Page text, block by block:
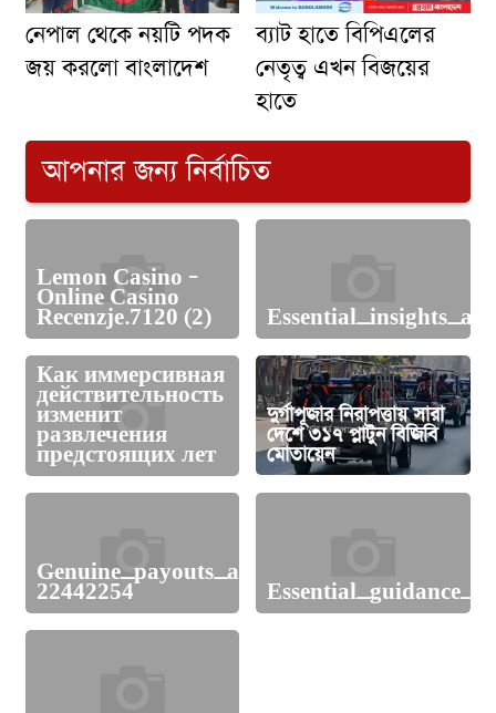
নেপাল থেকে নয়টি পদক
জয় করলো বাংলাদেশ
ব্যাট হাতে বিপিএলের
নেতৃত্ব এখন বিজয়ের
হাতে
আপনার জন্য নির্বাচিত
Lemon Casino –
Online Casino
Recenzje.7120 (2)
Как иммерсивная
действительность
изменит
развлечения
предстоящих лет
দুর্গাপূজার নিরাপত্তায় সারা
দেশে ৩১৭ প্লাটুন বিজিবি
মোতায়েন
22442254